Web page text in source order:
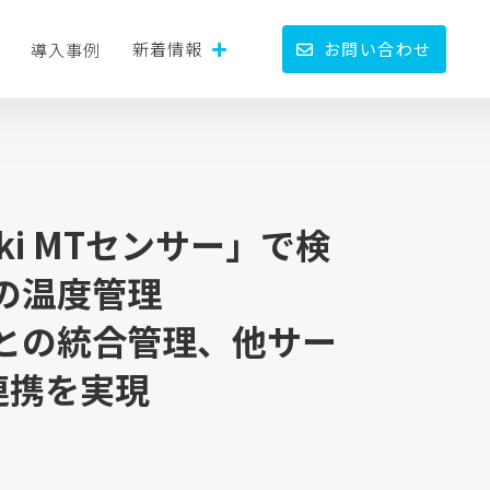
導入事例 新着情報 お問い合わせ
MTセンサー」で検
温度管理
の統合管理、他サー
を実現